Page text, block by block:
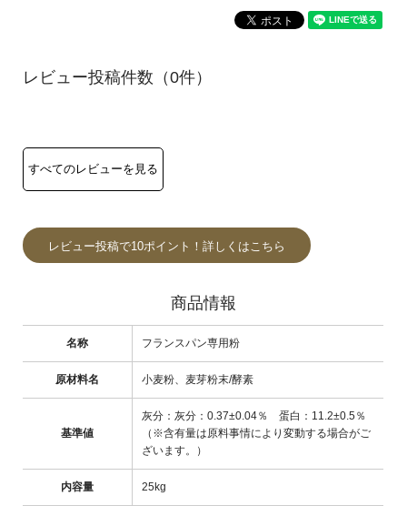
（0件）
レビュー投稿で10ポイント！詳しくはこちら
商品情報
名称 フランスパン専用粉
原材料名 小麦粉、麦芽粉末/酵素
基準値
灰分：灰分：0.37±0.04％ 蛋白：11.2±0.5％
（※含有量は原料事情により変動する場合がご
ざいます。）
内容量 25kg